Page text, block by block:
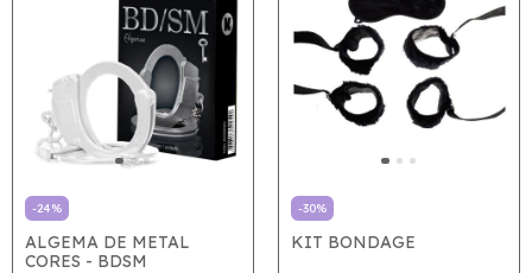
-24%
ALGEMA DE METAL
CORES - BDSM
-30%
KIT BONDAGE